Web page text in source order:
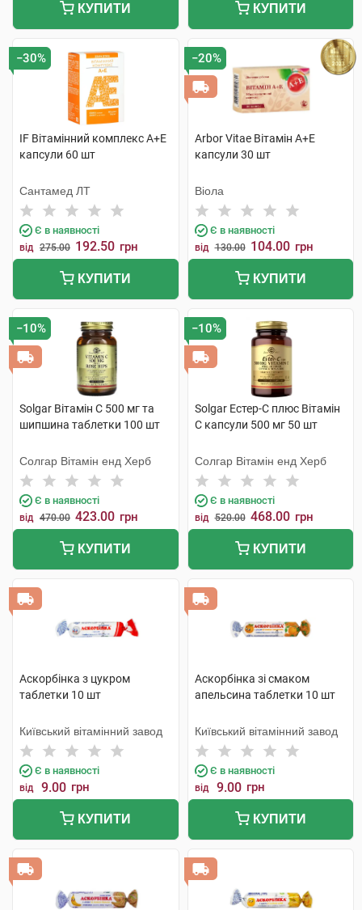
КУПИТИ КУПИТИ
−30%
IF Вітамінний комплекс А+Е
капсули 60 шт
Сантамед ЛТ
Є в наявності
від 275.00 192.50 грн
КУПИТИ
−20%
Arbor Vitae Вітамін A+Е
капсули 30 шт
Віола
Є в наявності
від 130.00 104.00 грн
КУПИТИ
−10%
Solgar Вітамін C 500 мг та
шипшина таблетки 100 шт
Солгар Вітамін енд Херб
Є в наявності
від 470.00 423.00 грн
КУПИТИ
−10%
Solgar Естер-С плюс Вітамін
С капсули 500 мг 50 шт
Солгар Вітамін енд Херб
Є в наявності
від 520.00 468.00 грн
КУПИТИ
Аскорбінка з цукром
таблетки 10 шт
Київський вітамінний завод
Є в наявності
від 9.00 грн
КУПИТИ
Аскорбінка зі смаком
апельсина таблетки 10 шт
Київський вітамінний завод
Є в наявності
від 9.00 грн
КУПИТИ